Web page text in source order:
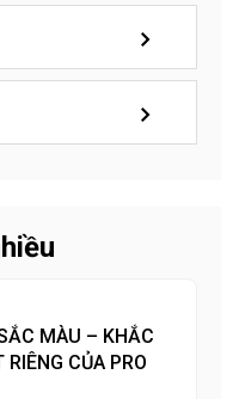
MÀU – KHẮC
RIÊNG CỦA PRO